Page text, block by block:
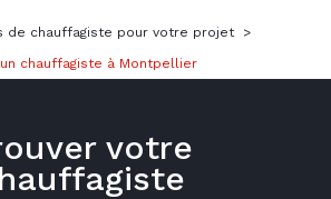
de chauffagiste pour votre projet
>
chauffagiste à Montpellier
votre